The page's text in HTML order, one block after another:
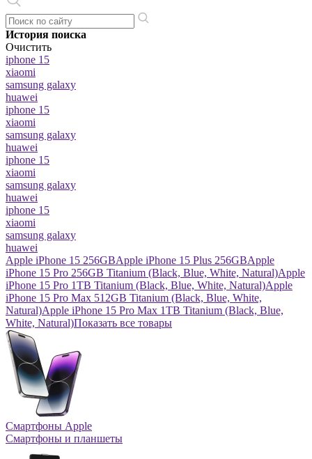
История поиска
Очистить
iphone 15
xiaomi
samsung galaxy
huawei
iphone 15
xiaomi
samsung galaxy
huawei
iphone 15
xiaomi
samsung galaxy
huawei
iphone 15
xiaomi
samsung galaxy
huawei
Apple iPhone 15 256GBApple iPhone 15 Plus 256GBApple
iPhone 15 Pro 256GB Titanium (Black, Blue, White, Natural)Apple
iPhone 15 Pro 1TB Titanium (Black, Blue, White, Natural)Apple
iPhone 15 Pro Max 512GB Titanium (Black, Blue, White,
Natural)Apple iPhone 15 Pro Max 1TB Titanium (Black, Blue,
White, Natural)Показать все товары
Смартфоны Apple
Смартфоны и планшеты